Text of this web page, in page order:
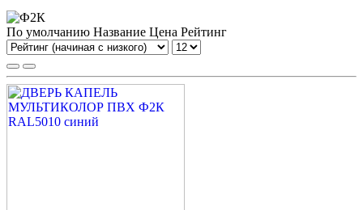
По умолчанию Название Цена Рейтинг